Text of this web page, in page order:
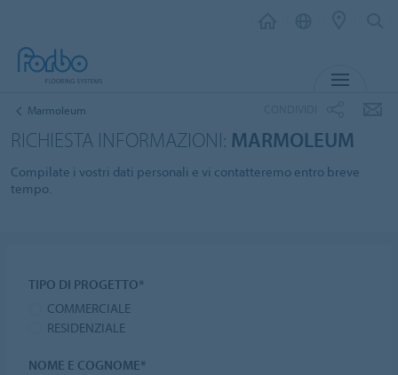
Marmoleum
RICHIESTA INFORMAZIONI: MARMOLEUM
Compilate i vostri dati personali e vi contatteremo entro breve
tempo.
TIPO DI PROGETTO*
COMMERCIALE
RESIDENZIALE
NOME E COGNOME*